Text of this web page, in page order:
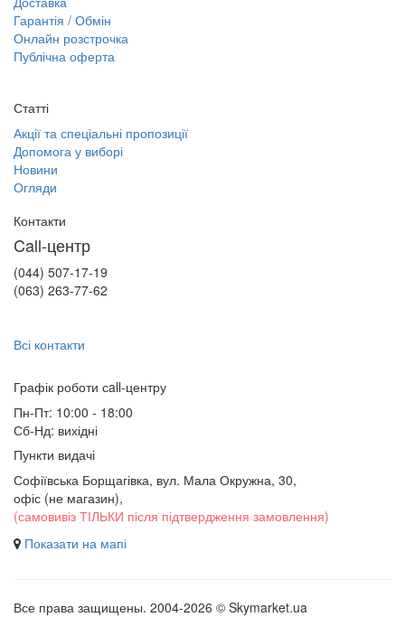
Гарантія / Обмін
Онлайн розстрочка
Публічна оферта
Статті
Акції та спеціальні пропозиції
Допомога у виборі
Новини
Огляди
Контакти
Call-центр
(044) 507-17-19
(063) 263-77-62
Всі контакти
Графік роботи сall-центру
Пн-Пт: 10:00 - 18:00
Сб-Нд: вихідні
Пункти видачі
Софіївська Борщагівка, вул. Мала Окружна, 30,
офіс (не магазин),
(самовивіз ТІЛЬКИ після підтвердження замовлення)
Показати на мапі
Все права защищены. 2004-2026 © Skymarket.ua